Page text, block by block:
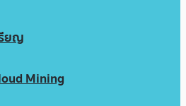
ยญ
Mining